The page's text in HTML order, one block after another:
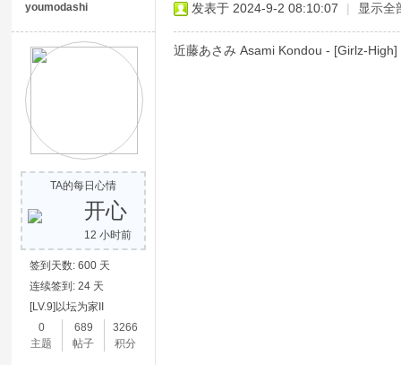
youmodashi
TA的每日心情
开心
12 小时前
签到天数: 600 天
连续签到: 24 天
[LV.9]以坛为家II
0
主题
689
帖子
3266
积分
发表于 2024-9-2 08:10:07 | 显示全
近藤あさみ Asami Kondou - [Girlz-High]